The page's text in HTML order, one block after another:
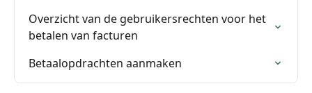
Overzicht van de gebruikersrechten voor het
betalen van facturen
Betaalopdrachten aanmaken